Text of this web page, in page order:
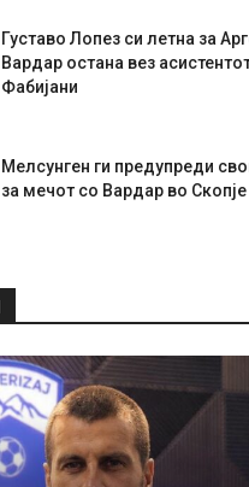
Густаво Лопез си летна за
Вардар остана вез
Фабијани
Мелсунген ги предупреди
за мечот со Вардар во Скопје